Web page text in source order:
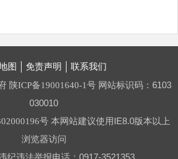
图 免责声明 联系我们
陕ICP备19001640-1号 网站标识码：6103
030010
号 本网站建议使用IE8.0版本以上
浏览器访问
纪违法举报电话：0917-3521353